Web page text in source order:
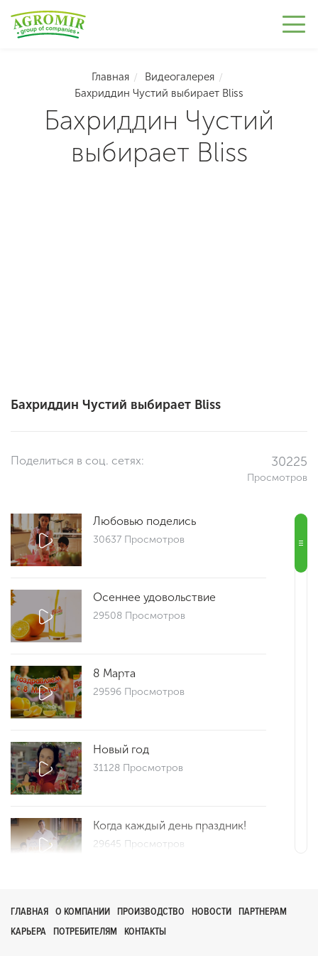
Главная
Видеогалерея
Бахриддин Чустий выбирает Bliss
Бахриддин Чустий
выбирает Bliss
Бахриддин Чустий выбирает Bliss
30225
Просмотров
Поделиться в соц. сетях:
Любовью поделись
30637 Просмотров
Осеннее удовольствие
29508 Просмотров
8 Марта
29596 Просмотров
Новый год
31128 Просмотров
Когда каждый день праздник!
29645 Просмотров
29693 Просмотров
ГЛАВНАЯ О КОМПАНИИ ПРОИЗВОДСТВО НОВОСТИ
ПАРТНЕРАМ
КАРЬЕРА
ПОТРЕБИТЕЛЯМ КОНТАКТЫ